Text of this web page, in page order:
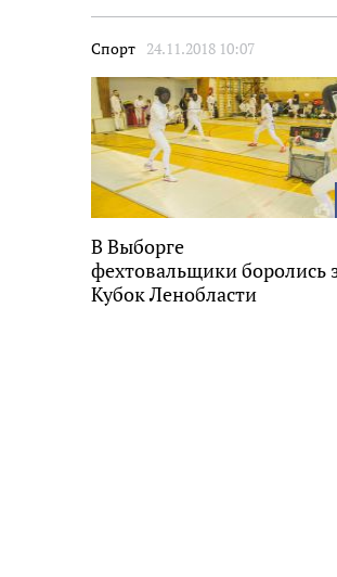
Спорт 24.11.2018 10:07
В Выборге
фехтовальщики боролись
Кубок Ленобласти